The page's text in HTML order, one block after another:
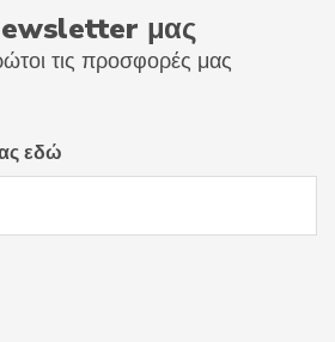
μας
τις προσφορές μας
εδώ